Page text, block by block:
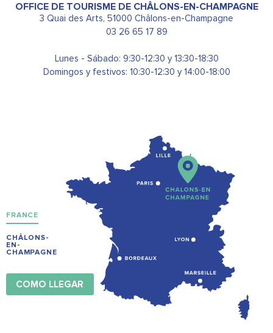
OFFICE DE TOURISME DE CHÂLONS-EN-CHAMPAGNE
3 Quai des Arts, 51000 Châlons-en-Champagne
03 26 65 17 89
Lunes - Sábado: 9:30-12:30 y 13:30-18:30
Domingos y festivos: 10:30-12:30 y 14:00-18:00
FRANCE
CHÂLONS-
EN-
CHAMPAGNE
COMO LLEGAR